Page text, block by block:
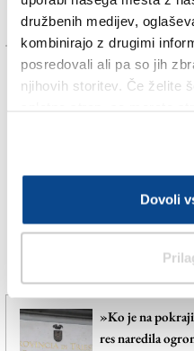
družbenih medijev,
kombinirajo z drugimi
posredovali ali pa so jih
njihovih storitev. Če želite
Dovoli
TAGS:
SPLETNO
Več novic
»Ko je na
res naredila